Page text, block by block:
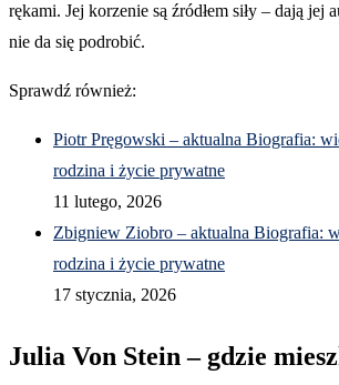
rękami. Jej korzenie są źródłem siły – dają jej
nie da się podrobić.
Sprawdź również:
Piotr Pręgowski – aktualna Biografia:
rodzina i życie prywatne
11 lutego, 2026
Zbigniew Ziobro – aktualna Biografia:
rodzina i życie prywatne
17 stycznia, 2026
Julia Von Stein – gdzie